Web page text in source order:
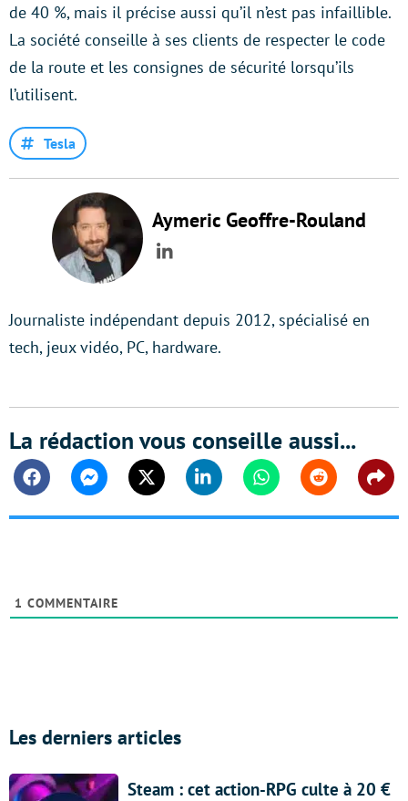
de 40 %, mais il précise aussi qu’il n’est pas infaillible.
La société conseille à ses clients de respecter le code
de la route et les consignes de sécurité lorsqu’ils
l’utilisent.
Tesla
Aymeric Geoffre-Rouland
LinkedIn
Journaliste indépendant depuis 2012, spécialisé en
tech, jeux vidéo, PC, hardware.
La rédaction vous conseille aussi...
FacebookMessengerTwitter Linkedin WhatsappReddit
1 COMMENTAIRE
Les derniers articles
Steam : cet action-RPG culte à 20 €